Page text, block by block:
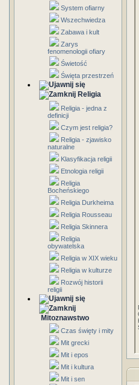
System ofiarny
Wszechwiedza
Zabawa i kult
Zarys
fenomenologii ofiary
Świetość
Święta przestrzeń
Religia
Religia - jedna z
definicji
Czym jest religia?
Religia - zjawisko
naturalne
Klasyfikacja religii
Etnologia religii
Religia
Bocheńskiego
Religia Durkheima
Religia Rousseau
Religia Skinnera
Religia
obywatelska
Religia w XIX wieku
Religia w kulturze
Rozwój historii
religii
Mitoznawstwo
Czas święty i mity
Mit grecki
Mit i epos
Mit i kultura
Mit i sen